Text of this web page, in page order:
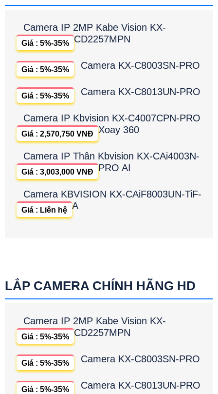
Camera IP 2MP Kabe Vision KX-
CD2257MPN
Giá : 5%-35%
Camera KX-C8003SN-PRO
Giá : 5%-35%
Camera KX-C8013UN-PRO
Giá : 5%-35%
Camera IP Kbvision KX-C4007CPN-PRO
Xoay 360
Giá : 2,570,750 VNĐ
Camera IP Thân Kbvision KX-CAi4003N-
PRO AI
Giá : 3,003,000 VNĐ
Camera KBVISION KX-CAiF8003UN-TiF-
A
Giá : Liên hệ
LẮP CAMERA CHÍNH HÃNG HD
Camera IP 2MP Kabe Vision KX-
CD2257MPN
Giá : 5%-35%
Camera KX-C8003SN-PRO
Giá : 5%-35%
Camera KX-C8013UN-PRO
Giá : 5%-35%